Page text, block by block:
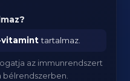
vitaminttartalmaz.
az immunrendszert
bélrendszerben.